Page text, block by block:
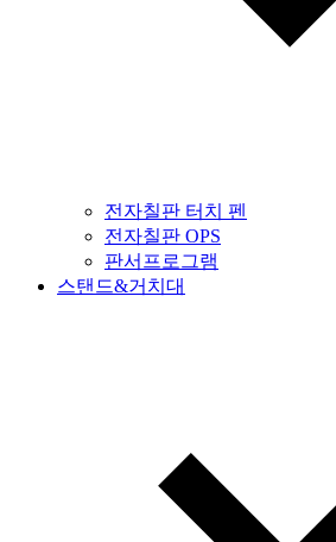
전자칠판 터치 펜
전자칠판 OPS
판서프로그램
스탠드&거치대